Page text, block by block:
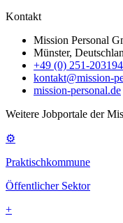
Kontakt
Mission Personal
Münster,
+49 (0) 251-
kontakt@mission-
mission-personal.de
Weitere Jobportale der
⚙
Praktischkommune
Öffentlicher Sektor
+